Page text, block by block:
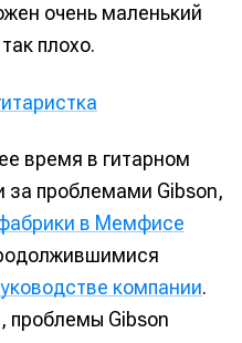
очень маленький
плохо.
время в гитарном
за проблемами Gibson,
в Мемфисе
компании.
проблемы Gibson